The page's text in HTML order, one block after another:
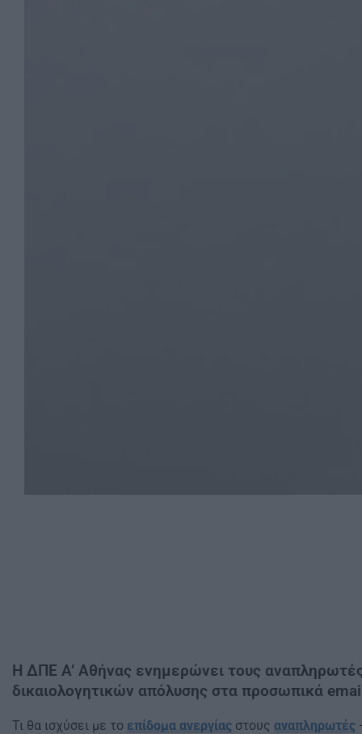
Η ΔΠΕ Α’ Αθήνας ενημερώνει τους
δικαιολογητικών απόλυσης στα προσωπικά
Τι θα ισχύσει με το επίδομα ανεργίας στους αναπληρωτές